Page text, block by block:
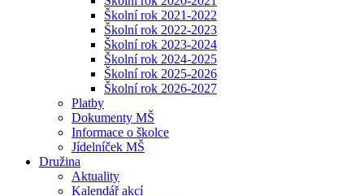
Školní rok 2021-2022
Školní rok 2022-2023
Školní rok 2023-2024
Školní rok 2024-2025
Školní rok 2025-2026
Školní rok 2026-2027
Platby
Dokumenty MŠ
Informace o školce
Jídelníček MŠ
Družina
Aktuality
Kalendář akcí